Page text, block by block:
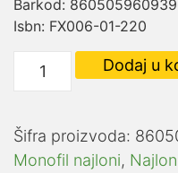
Barkod:
Isbn: FX006-01-220
FXN
-
ULTRACAST
150m
Dodaj u
Šifra proizvoda:
Monofil najloni,